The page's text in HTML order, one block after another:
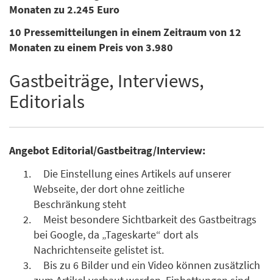
Monaten zu 2.245 Euro
10 Pressemitteilungen in einem Zeitraum von 12
Monaten zu einem Preis von 3.980
Gastbeiträge, Interviews,
Editorials
Angebot Editorial/Gastbeitrag/Interview:
Die Einstellung eines Artikels auf unserer
Webseite, der dort ohne zeitliche
Beschränkung steht
Meist besondere Sichtbarkeit des Gastbeitrags
bei Google, da „Tageskarte“ dort als
Nachrichtenseite gelistet ist.
Bis zu 6 Bilder und ein Video können zusätzlich